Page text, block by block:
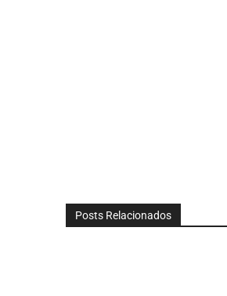
Posts Relacionados